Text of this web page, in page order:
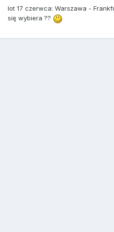
lot 17 czerwca: Warszawa -
się wybiera ??